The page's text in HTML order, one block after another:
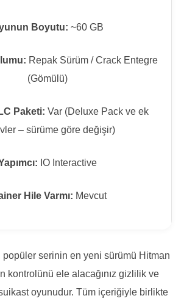
Boyutu: ~60 GB
Repak Sürüm / Crack Entegre
(Gömülü)
Paketi: Var (Deluxe Pack ve ek
– sürüme göre değişir)
IO Interactive
Hile Varmı: Mevcut
popüler serinin en yeni sürümü Hitman
kontrolünü ele alacağınız gizlilik ve
oyunudur. Tüm içeriğiyle birlikte